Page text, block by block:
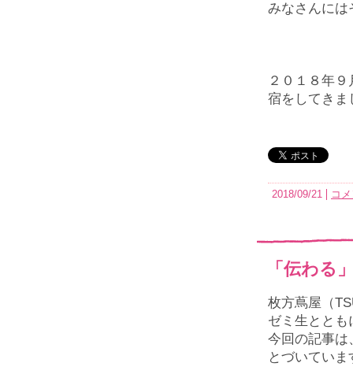
みなさんには
２０１８年
宿をしてきま
2018/09/21 コ
「伝わる
枚方蔦屋（
ゼミ生ととも
今回の記事は
とづいていま